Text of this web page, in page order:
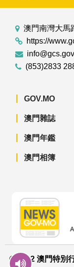
澳門南灣大馬
https://
(853)2833
GOV.MO
澳門雜誌
澳門年鑑
澳門相簿
© 2022 澳門特別